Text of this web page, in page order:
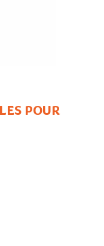
POUR